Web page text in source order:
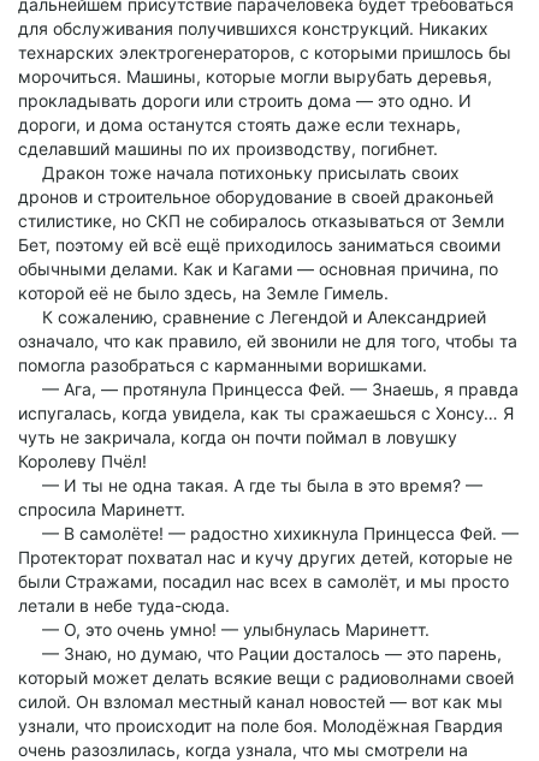
дальнейшем присутствие парачеловека будет требоваться
для обслуживания получившихся конструкций. Никаких
технарских электрогенераторов, с которыми пришлось бы
морочиться. Машины, которые могли вырубать деревья,
прокладывать дороги или строить дома — это одно. И
дороги, и дома останутся стоять даже если технарь,
сделавший машины по их производству, погибнет.
Дракон тоже начала потихоньку присылать своих
дронов и строительное оборудование в своей драконьей
стилистике, но СКП не собиралось отказываться от Земли
Бет, поэтому ей всё ещё приходилось заниматься своими
обычными делами. Как и Кагами — основная причина, по
которой её не было здесь, на Земле Гимель.
К сожалению, сравнение с Легендой и Александрией
означало, что как правило, ей звонили не для того, чтобы та
помогла разобраться с карманными воришками.
— Ага, — протянула Принцесса Фей. — Знаешь, я правда
испугалась, когда увидела, как ты сражаешься с Хонсу… Я
чуть не закричала, когда он почти поймал в ловушку
Королеву Пчёл!
— И ты не одна такая. А где ты была в это время? —
спросила Маринетт.
— В самолёте! — радостно хихикнула Принцесса Фей. —
Протекторат похватал нас и кучу других детей, которые не
были Стражами, посадил нас всех в самолёт, и мы просто
летали в небе туда-сюда.
— О, это очень умно! — улыбнулась Маринетт.
— Знаю, но думаю, что Рации досталось — это парень,
который может делать всякие вещи с радиоволнами своей
силой. Он взломал местный канал новостей — вот как мы
узнали, что происходит на поле боя. Молодёжная Гвардия
очень разозлилась, когда узнала, что мы смотрели на